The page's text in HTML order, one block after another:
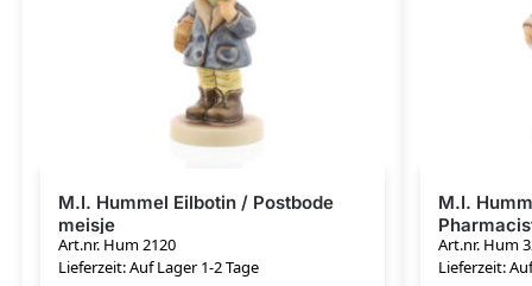
M.I. Hummel Eilbotin / Postbode
meisje
Art.nr. Hum 2120
Lieferzeit: Auf Lager 1-2 Tage
M.I.
Art.nr. Hum
Lieferzeit: